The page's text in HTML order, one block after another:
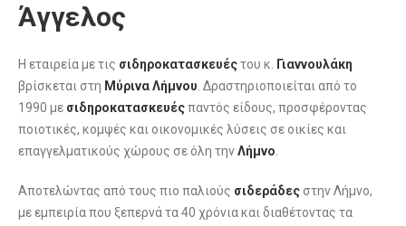
Άγγελος
Η εταιρεία με τις σιδηροκατασκευέςτου κ. Γιαννουλάκη
βρίσκεται στη Μύρινα Λήμνου. Δραστηριοποιείται από το
1990 με σιδηροκατασκευέςπαντός είδους, προσφέροντας
ποιοτικές, κομψές και οικονομικές λύσεις σε οικίες και
επαγγελματικούς χώρους σε όλη τηνΛήμνο.
Αποτελώντας από τους πιο παλιούς σιδεράδες στην Λήμνο,
με εμπειρία που ξεπερνά τα 40 χρόνια και διαθέτοντας τα